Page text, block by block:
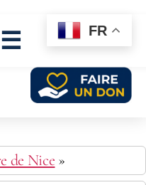
☰
de Nice »
FR